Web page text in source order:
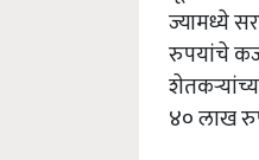
ज्यामध्ये
रुपयांचे
४० लाख